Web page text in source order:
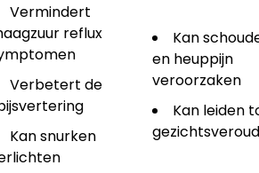
Vermindert
reflux
Verbetert de
Kan snurken
Kan
en heuppijn
veroorzaken
Kan leiden